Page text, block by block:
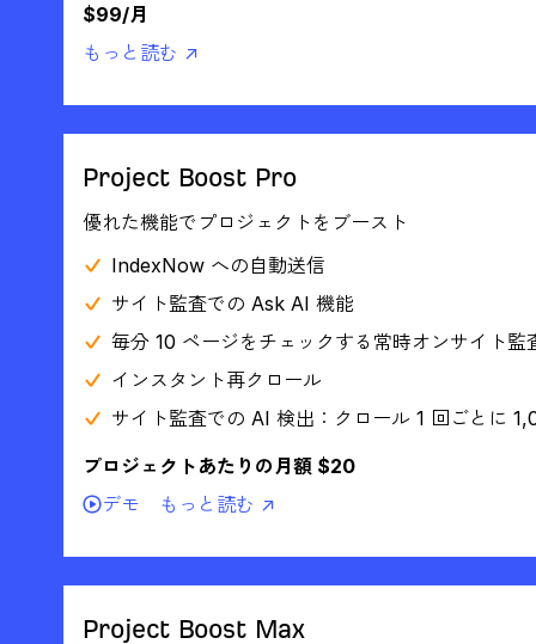
$99/月
もっと読む ↗
Project Boost Pro
優れた機能でプロジェクトをブースト
IndexNow への自動送信
サイト監査での Ask AI 機能
毎分 10 ページをチェックする常時オンサイト監
インスタント再クロール
サイト監査での AI 検出：クロール 1 回ごとに
プロジェクトあたりの月額 $20
デモ
もっと読む ↗
Project Boost Max